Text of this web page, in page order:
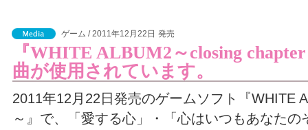
ゲーム / 2011年12月22日 発売
『WHITE ALBUM2～closing
曲が使用されています。
2011年12月22日発売のゲームソフト『WHITE
～』で、「愛する心」・「心はいつもあなたの